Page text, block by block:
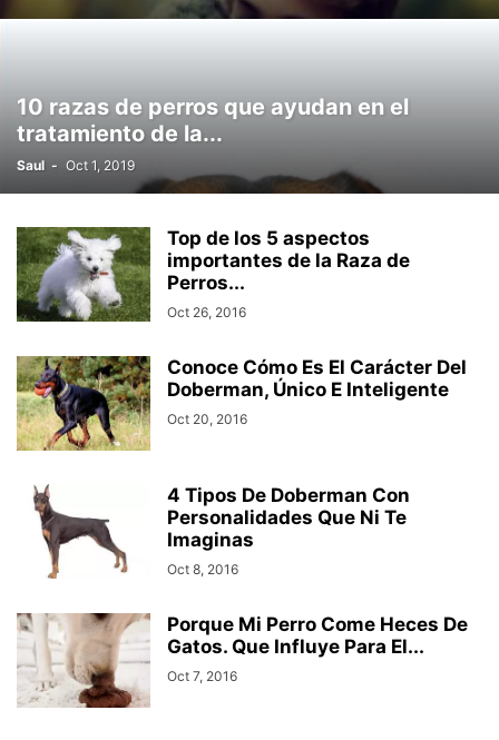
10 razas de perros que ayudan en el
tratamiento de la...
Saul - Oct 1, 2019
Top de los 5 aspectos
importantes de la Raza de
Perros...
Oct 26, 2016
Conoce Cómo Es El Carácter Del
Doberman, Único E Inteligente
Oct 20, 2016
4 Tipos De Doberman Con
Personalidades Que Ni Te
Imaginas
Oct 8, 2016
Porque Mi Perro Come Heces De
Gatos. Que Influye Para El...
Oct 7, 2016